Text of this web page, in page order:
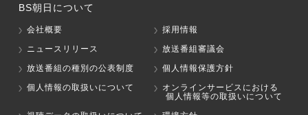
BS朝日について
会社概要
採用情報
ニュースリリース
放送番組審議会
放送番組の種別の公表制度
個人情報保護方針
個人情報の取扱いについて
オンラインサービスにおける
個人情報等の取扱いについて